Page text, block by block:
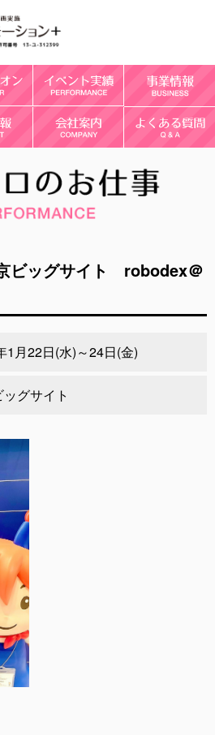
ビッグサイト robodex＠
1月22日(水)～24日(金)
グサイト